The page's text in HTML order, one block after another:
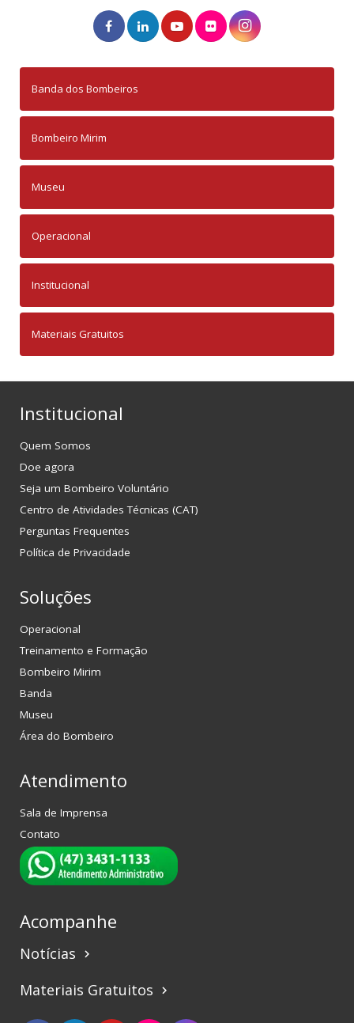
Banda dos Bombeiros
Bombeiro Mirim
Museu
Operacional
Institucional
Materiais Gratuitos
Institucional
Quem Somos
Doe agora
Seja um Bombeiro Voluntário
Centro de Atividades Técnicas (CAT)
Perguntas Frequentes
Política de Privacidade
Soluções
Operacional
Treinamento e Formação
Bombeiro Mirim
Banda
Museu
Área do Bombeiro
Atendimento
Sala de Imprensa
Contato
Acompanhe
Notícias keyboard_arrow_right
Materiais Gratuitos keyboard_arrow_right